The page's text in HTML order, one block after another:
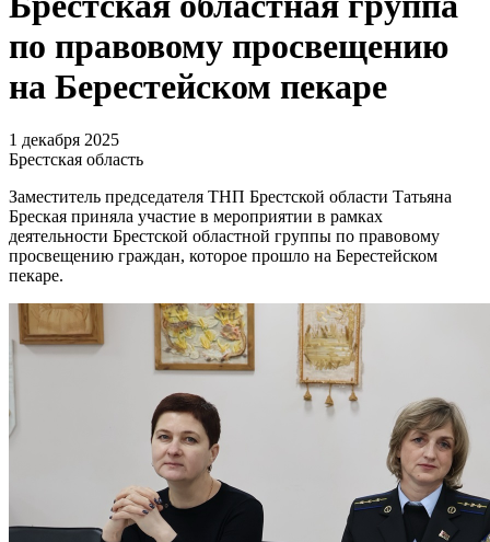
по правовому просвещению
на Берестейском пекаре
1 декабря 2025
Брестская область
Заместитель председателя ТНП Брестской области Татьяна
Бреская приняла участие в мероприятии в рамках
деятельности Брестской областной группы по правовому
просвещению граждан, которое прошло на Берестейском
пекаре.